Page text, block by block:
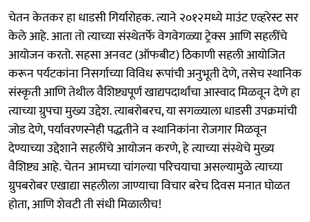
चेतन केतकर हा धाडसी गिर्यारोहक. त्याने २०१२मध्ये माउंट एव्हरेस्ट सर
केले आहे. आता तो त्याच्या संस्थेतर्फे वेगवेगळ्या ट्रेक्स आणि सहलींचे
आयोजन करतो. सहसा अनवट (ऑफबीट) ठिकाणी सहली आयोजित
करून पर्यटकांना निसर्गाच्या विविध रूपांची अनुभूती देणे, तसेच स्थानिक
संस्कृती आणि तेथील वैशिष्ट्यपूर्ण खाद्यपदार्थांचा आस्वाद मिळवून देणे हा
त्याच्या ग्रुपचा मुख्य उद्देश. त्याबरोबरच, या सगळ्याला धाडसी उपक्रमांची
जोड देणे, पर्यावरणस्नेही पद्धतीने व स्थानिकांना रोजगार मिळवून
देण्याच्या उद्देशाने सहलींचे आयोजन करणे, हे त्याच्या संस्थेचे मुख्य
वैशिष्ट्य आहे. चेतन आमच्या चांगल्या परिचयाचा असल्यामुळे त्याच्या
ग्रुपबरोबर एखाद्या सहलीला जाण्याचा विचार बरेच दिवस मनात घोळत
होता, आणि शेवटी ती संधी मिळालीच!